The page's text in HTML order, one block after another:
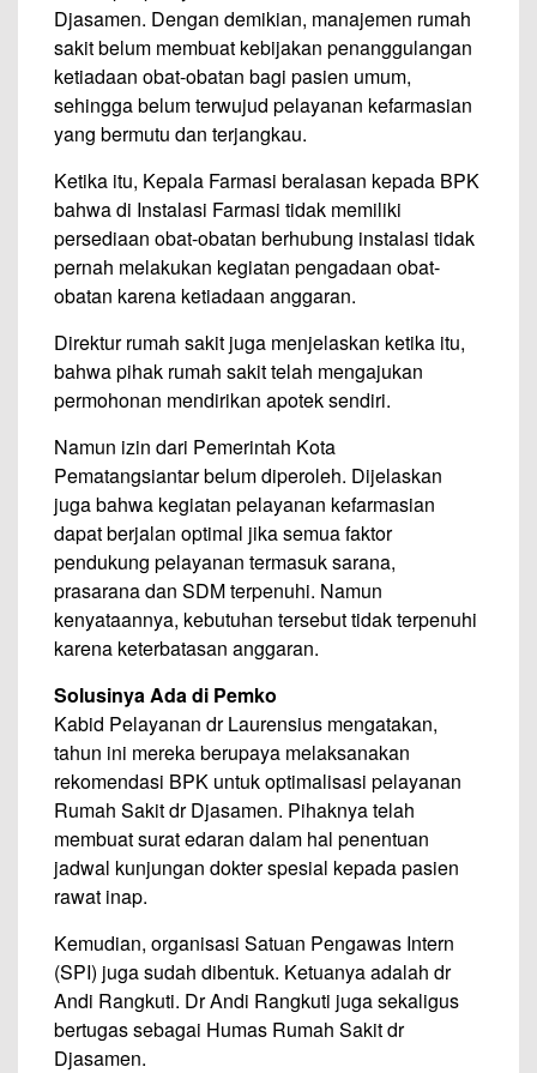
Djasamen. Dengan demikian, manajemen rumah
sakit belum membuat kebijakan penanggulangan
ketiadaan obat-obatan bagi pasien umum,
sehingga belum terwujud pelayanan kefarmasian
yang bermutu dan terjangkau.
Ketika itu, Kepala Farmasi beralasan kepada BPK
bahwa di Instalasi Farmasi tidak memiliki
persediaan obat-obatan berhubung instalasi tidak
pernah melakukan kegiatan pengadaan obat-
obatan karena ketiadaan anggaran.
Direktur rumah sakit juga menjelaskan ketika itu,
bahwa pihak rumah sakit telah mengajukan
permohonan mendirikan apotek sendiri.
Namun izin dari Pemerintah Kota
Pematangsiantar belum diperoleh. Dijelaskan
juga bahwa kegiatan pelayanan kefarmasian
dapat berjalan optimal jika semua faktor
pendukung pelayanan termasuk sarana,
prasarana dan SDM terpenuhi. Namun
kenyataannya, kebutuhan tersebut tidak terpenuhi
karena keterbatasan anggaran.
Solusinya Ada di Pemko
Kabid Pelayanan dr Laurensius mengatakan,
tahun ini mereka berupaya melaksanakan
rekomendasi BPK untuk optimalisasi pelayanan
Rumah Sakit dr Djasamen. Pihaknya telah
membuat surat edaran dalam hal penentuan
jadwal kunjungan dokter spesial kepada pasien
rawat inap.
Kemudian, organisasi Satuan Pengawas Intern
(SPI) juga sudah dibentuk. Ketuanya adalah dr
Andi Rangkuti. Dr Andi Rangkuti juga sekaligus
bertugas sebagai Humas Rumah Sakit dr
Djasamen.